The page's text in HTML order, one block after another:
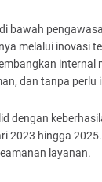
bawah
melalui inovasi
dan tanpa perlu
dengan
2023 hingga
layanan.